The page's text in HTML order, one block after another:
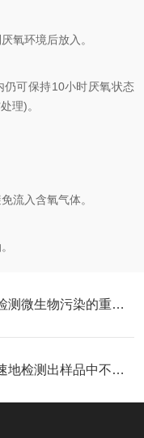
环境后放入。
可保持10小时厌氧状态
理)。
入含氧气体。
菌落分析仪是一种用于检测微生物污染的重要设备
菌落分析仪可以准确快速地检测出样品中不同类型微生物的数量和形态特征